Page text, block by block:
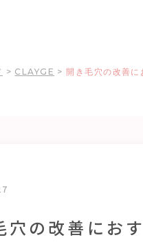
> CLAYGE > 開き毛穴の改善
穴の改善にお